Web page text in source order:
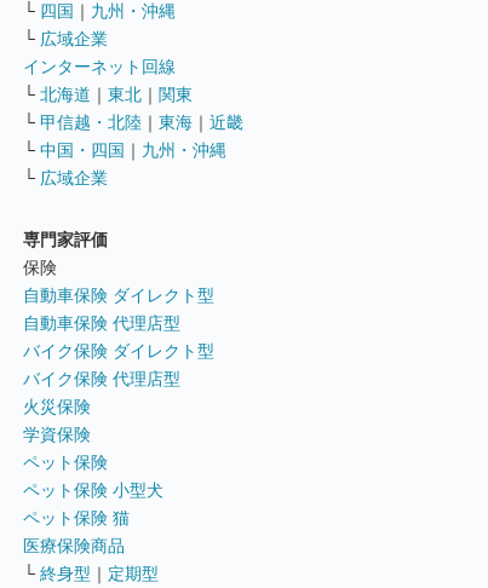
└ 四国 ｜ 九州・沖縄
└ 広域企業
インターネット回線
└ 北海道 ｜ 東北 ｜ 関東
└ 甲信越・北陸 ｜ 東海 ｜ 近畿
└ 中国・四国 ｜ 九州・沖縄
└ 広域企業
専門家評価
保険
自動車保険 ダイレクト型
自動車保険 代理店型
バイク保険 ダイレクト型
バイク保険 代理店型
火災保険
学資保険
ペット保険
ペット保険 小型犬
ペット保険 猫
医療保険商品
└ 終身型 ｜ 定期型